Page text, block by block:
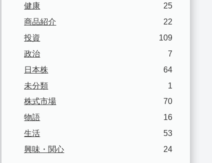
健康
25
商品紹介
22
投資
109
政治
7
日本株
64
未分類
1
株式市場
70
物語
16
生活
53
興味・関心
24